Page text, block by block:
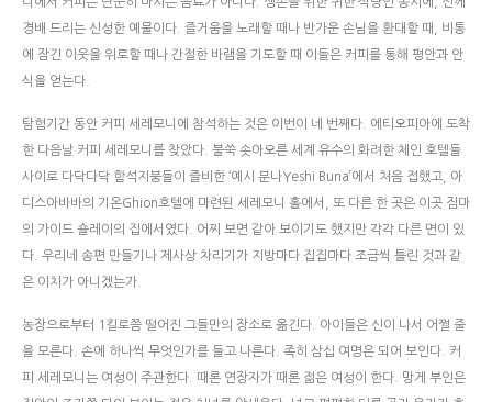
니에서 커피는 단순히 마시는 음료가 아니다. 생존을 위한 귀한 식량인 동시에, 신께
경배 드리는 신성한 예물이다. 즐거움을 노래할 때나 반가운 손님을 환대할 때, 비통
에 잠긴 이웃을 위로할 때나 간절한 바램을 기도할 때 이들은 커피를 통해 평안과 안
식을 얻는다.
탐험기간 동안 커피 세레모니에 참석하는 것은 이번이 네 번째다. 에티오피아에 도착
한 다음날 커피 세레모니를 찾았다. 불쑥 솟아오른 세계 유수의 화려한 체인 호텔들
사이로 다닥다닥 함석지붕들이 즐비한 ‘예시 분나Yeshi Buna’에서 처음 접했고, 아
디스아바바의 기온Ghion호텔에 마련된 세레모니 홀에서, 또 다른 한 곳은 이곳 짐마
의 가이드 숄레이의 집에서였다. 어찌 보면 같아 보이기도 했지만 각각 다른 면이 있
다. 우리네 송편 만들기나 제사상 차리기가 지방마다 집집마다 조금씩 틀린 것과 같
은 이치가 아니겠는가.
농장으로부터 1킬로쯤 떨어진 그들만의 장소로 옮긴다. 아이들은 신이 나서 어쩔 줄
을 모른다. 손에 하나씩 무엇인가를 들고 나른다. 족히 삼십 여명은 되어 보인다. 커
피 세레모니는 여성이 주관한다. 때론 연장자가 때론 젊은 여성이 한다. 망게 부인은